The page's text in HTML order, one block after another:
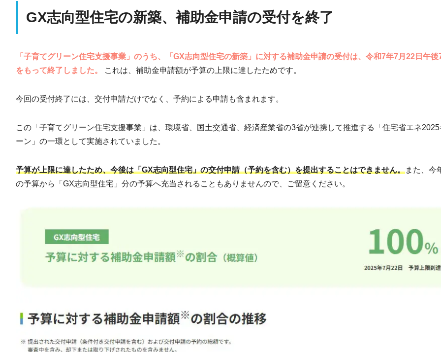
GX志向型住宅の新築、補助金申請の受付を終了
「子育てグリーン住宅支援事業」のうち、「GX志向型住宅の新築」に対する補助金申請の受付は、令和7年7月22日午後
をもって終了しました。
これは、補助金申請額が予算の上限に達したためです。
今回の受付終了には、交付申請だけでなく、予約による申請も含まれます。
この「子育てグリーン住宅支援事業」は、環境省、国土交通省、経済産業省の3省が連携して推進する「住宅省エネ
ーン」の一環として実施されていました。
予算が上限に達したため、今後は「GX志向型住宅」の交付申請（予約を含む）を提出することはできません。また、今
の予算から「GX志向型住宅」分の予算へ充当されることもありませんので、ご留意ください。